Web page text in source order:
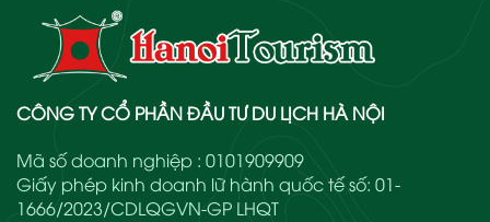
CÔNG TY CỔ PHẦN ĐẦU TƯ DU LỊCH HÀ NỘI
Mã số doanh nghiệp : 0101909909
Giấy phép kinh doanh lữ hành quốc tế số: 01-
1666/2023/CDLQGVN-GP LHQT